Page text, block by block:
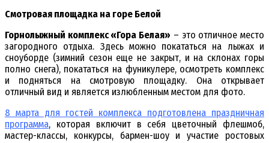
Смотровая площадка на горе Белой
Горнолыжный комплекс «Гора Белая» – это отличное место
загородного отдыха. Здесь можно покататься на лыжах и
сноуборде (зимний сезон еще не закрыт, и на склонах горы
полно снега), покататься на фуникулере, осмотреть комплекс
и подняться на смотровую площадку. Она открывает
отличный вид и является излюбленным местом для фото.
8 марта для гостей комплекса подготовлена праздничная
программа, которая включит в себя цветочный флешмоб,
мастер-классы, конкурсы, бармен-шоу и участие ростовых